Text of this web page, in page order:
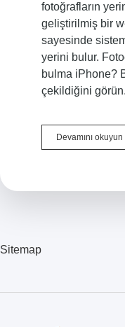
fotoğrafların
geliştirilmiş bir
sayesinde
yerini bulur.
bulma iPhone?
çekildiğini
Devamını okuyun
Sitemap